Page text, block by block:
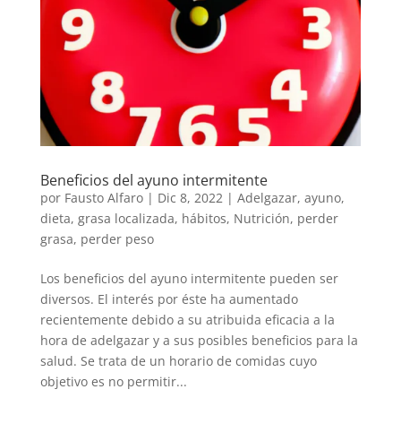
Beneficios del ayuno intermitente
por Fausto Alfaro| Dic 8, 2022 | Adelgazar, ayuno,
dieta, grasa localizada, hábitos, Nutrición, perder
grasa, perder peso
Los beneficios del ayuno intermitente pueden ser
diversos. El interés por éste ha aumentado
recientemente debido a su atribuida eficacia a la
hora de adelgazar y a sus posibles beneficios para la
salud. Se trata de un horario de comidas cuyo
objetivo es no permitir...